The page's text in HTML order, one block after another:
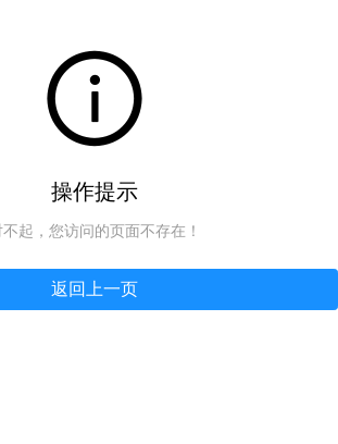
操作提示
不起，您访问的页面不存在！
返回上一页